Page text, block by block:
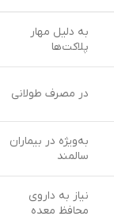
به دلیل مهار
پلاکت‌ها
در مصرف طولانی
به‌ویژه در بیماران
سالمند
نیاز به داروی
محافظ معده